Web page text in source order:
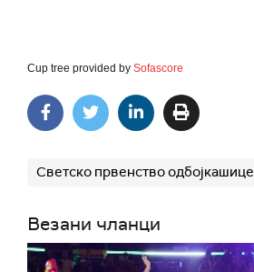
Cup tree provided by Sofascore
Светско првенство одбојкашице
Везани чланци